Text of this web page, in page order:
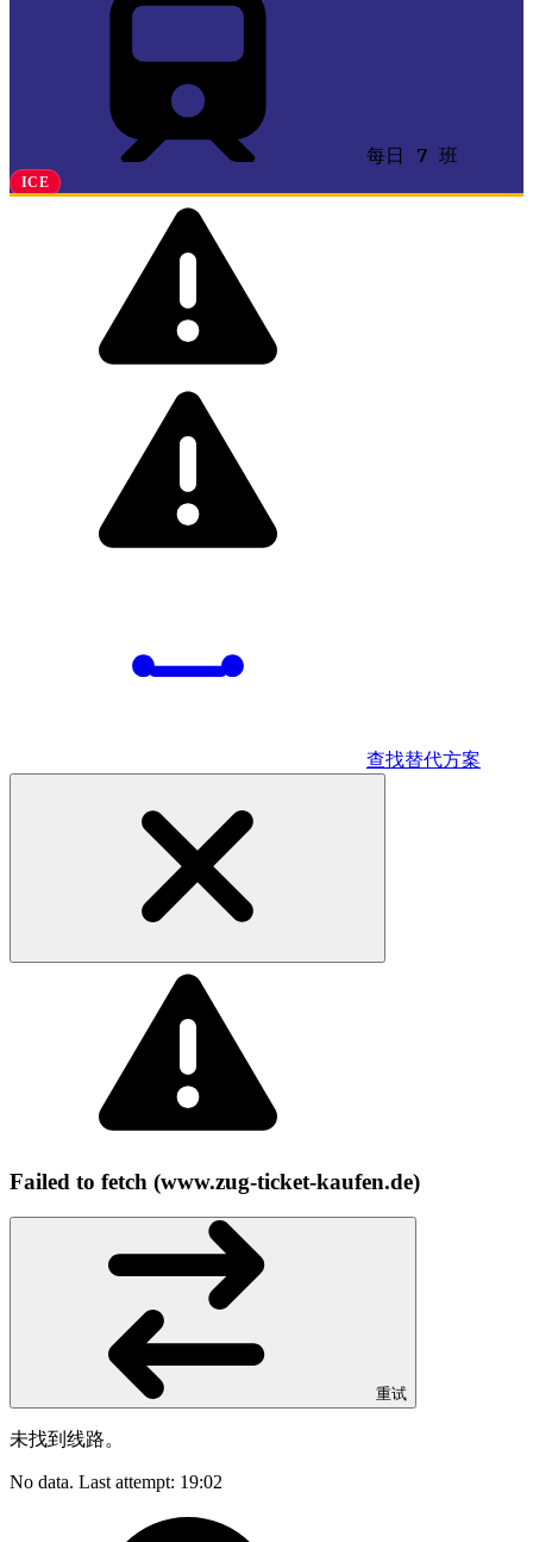
每日 7 班
ICE
查找替代方案
Failed to fetch (www.zug-ticket-kaufen.de)
重试
未找到线路。
No data. Last attempt: 19:02